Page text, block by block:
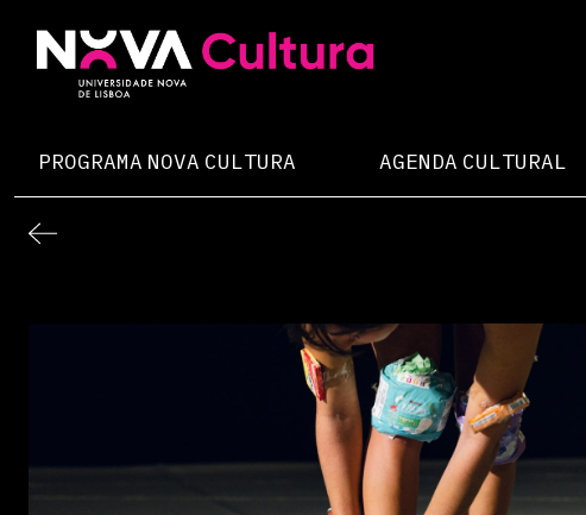
content
PROGRAMA NOVA CULTURA AGENDA CULTURAL